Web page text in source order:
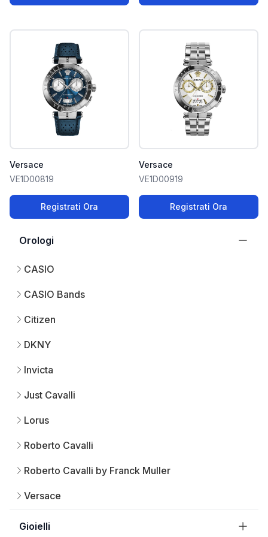
Orologi
CASIO
CASIO Bands
Citizen
DKNY
Invicta
Just Cavalli
Lorus
Roberto Cavalli
Roberto Cavalli by Franck Muller
Versace
Gioielli
Versace
VE1D00819
Registrati Ora
Versace
VE1D00919
Registrati Ora